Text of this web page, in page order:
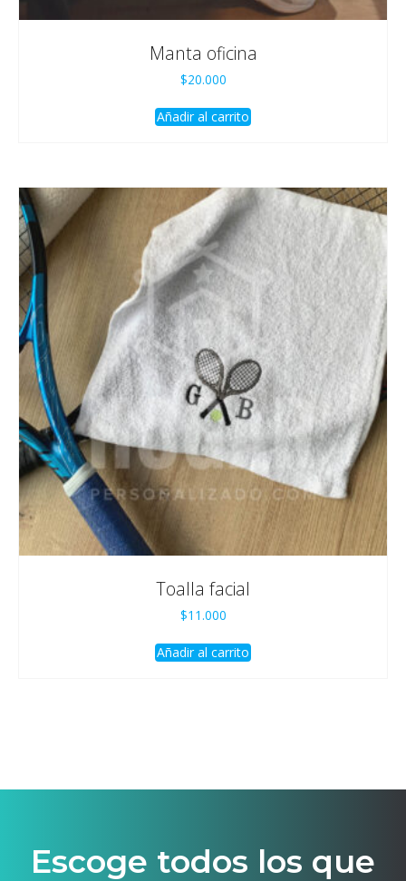
Manta oficina
$20.000
Añadir al carrito
Toalla facial
$11.000
Añadir al carrito
Escoge todos los que